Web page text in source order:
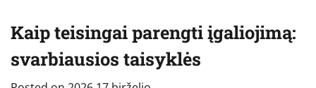
Kaip teisingai parengti įgaliojimą:
svarbiausios taisyklės